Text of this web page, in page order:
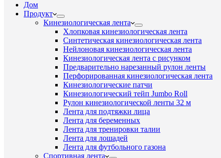
Дом
Продукт
Кинезиологическая лента
Хлопковая кинезиологическая лента
Синтетическая кинезиологическая лента
Нейлоновая кинезиологическая лента
Кинезиологическая лента с рисунком
Предварительно нарезанный рулон ленты
Перфорированная кинезиологическая лента
Кинезиологические патчи
Кинезиологический тейп Jumbo Roll
Рулон кинезиологической ленты 32 м
Лента для подтяжки лица
Лента для беременных
Лента для тренировки талии
Лента для лошадей
Лента для футбольного газона
Спортивная лента